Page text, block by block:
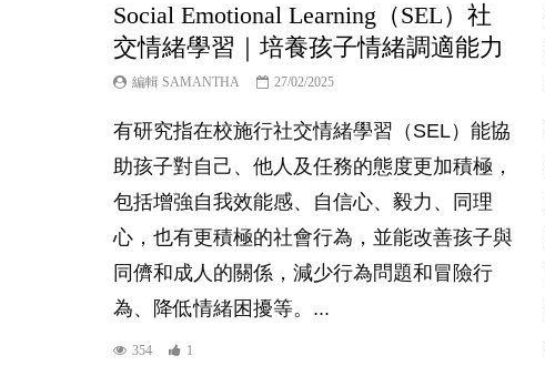
Social Emotional Learning（SEL）社
交情緒學習｜培養孩子情緒調適能力
編輯 SAMANTHA 27/02/2025
有研究指在校施行社交情緒學習（SEL）能協
助孩子對自己、他人及任務的態度更加積極，
包括增強自我效能感、自信心、毅力、同理
心，也有更積極的社會行為，並能改善孩子與
同儕和成人的關係，減少行為問題和冒險行
為、降低情緒困擾等。...
354 1